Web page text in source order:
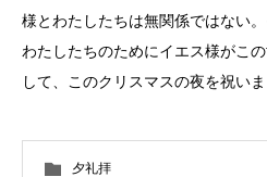
様とわたしたちは無関係ではない
わたしたちのためにイエス様がこ
して、このクリスマスの夜を祝いま
夕礼拝